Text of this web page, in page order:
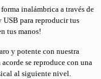
inalámbrica a través de
para reproducir tus
tus manos!
y potente con nuestra
se reproduce con una
al siguiente nivel.